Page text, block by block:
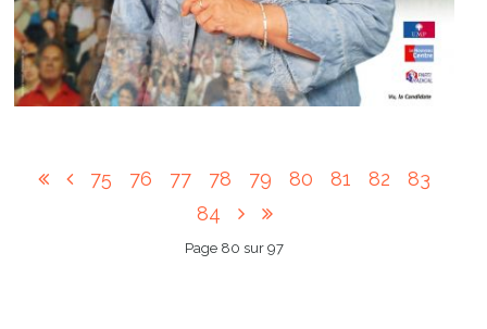
Page 80 sur 97
75 76 77 78 79 80 81 82
83
84